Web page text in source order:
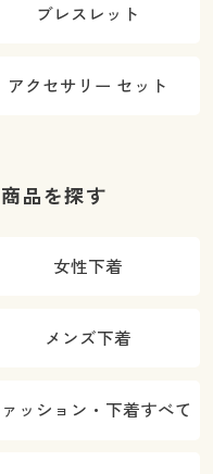
ブレスレット
アクセサリー セット
品を探す
女性下着
メンズ下着
ッション・下着すべて